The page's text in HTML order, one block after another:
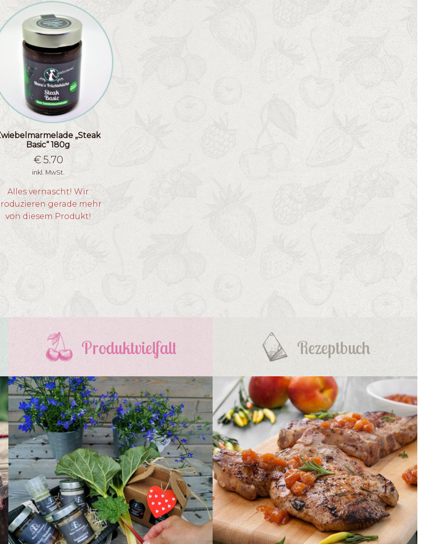
„Steak
Basic“ 180g
€5.70
inkl. MwSt.
Alles vernascht! Wir
gerade mehr
von diesem Produkt!
Produktvielfalt Rezeptbuch